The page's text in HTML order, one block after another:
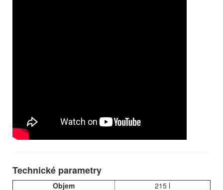
Technické parametry
Objem
215 l